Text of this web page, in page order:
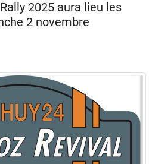
2025 aura lieu les
2 novembre